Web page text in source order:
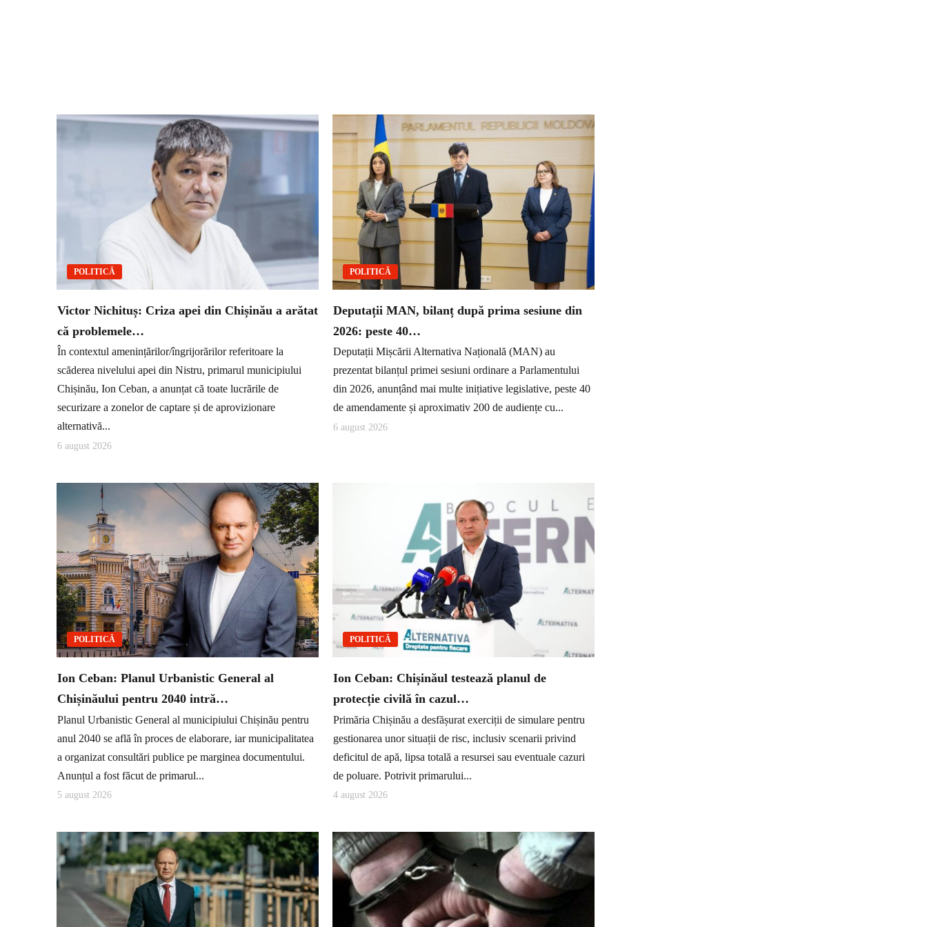
POLITICĂ
Victor Nichituș: Criza apei din Chișinău a arătat
că problemele…
În contextul amenințărilor/îngrijorărilor referitoare la
scăderea nivelului apei din Nistru, primarul municipiului
Chișinău, Ion Ceban, a anunțat că toate lucrările de
securizare a zonelor de captare și de aprovizionare
alternativă...
6 august 2026
POLITICĂ
Deputații MAN, bilanț după prima sesiune din
2026: peste 40…
Deputații Mișcării Alternativa Națională (MAN) au
prezentat bilanțul primei sesiuni ordinare a Parlamentului
din 2026, anunțând mai multe inițiative legislative, peste 40
de amendamente și aproximativ 200 de audiențe cu...
6 august 2026
POLITICĂ
Ion Ceban: Planul Urbanistic General al
Chișinăului pentru 2040 intră…
Planul Urbanistic General al municipiului Chișinău pentru
anul 2040 se află în proces de elaborare, iar municipalitatea
a organizat consultări publice pe marginea documentului.
Anunțul a fost făcut de primarul...
5 august 2026
POLITICĂ
Ion Ceban: Chișinăul testează planul de
protecție civilă în cazul…
Primăria Chișinău a desfășurat exerciții de simulare pentru
gestionarea unor situații de risc, inclusiv scenarii privind
deficitul de apă, lipsa totală a resursei sau eventuale cazuri
de poluare. Potrivit primarului...
4 august 2026